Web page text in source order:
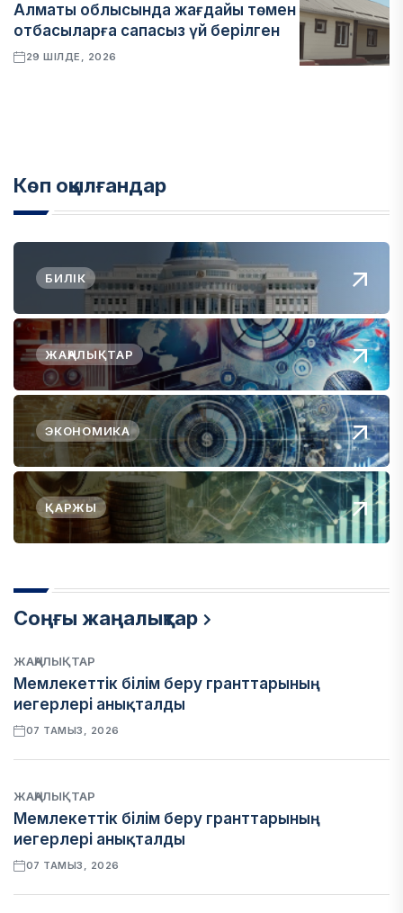
Алматы облысында жағдайы төмен
отбасыларға сапасыз үй берілген
29 ШІЛДЕ, 2026
Көп оқылғандар
БИЛІК
ЖАҢАЛЫҚТАР
ЭКОНОМИКА
ҚАРЖЫ
Соңғы жаңалықтар
ЖАҢАЛЫҚТАР
Мемлекеттік білім беру гранттарының
иегерлері анықталды
07 ТАМЫЗ, 2026
ЖАҢАЛЫҚТАР
Мемлекеттік білім беру гранттарының
иегерлері анықталды
07 ТАМЫЗ, 2026